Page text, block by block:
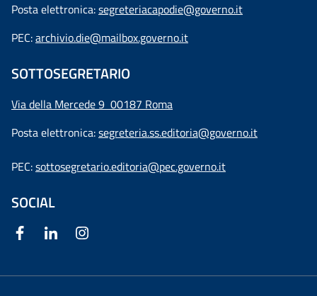
Posta elettronica:segreteriacapodie@governo.it
PEC:archivio.die@mailbox.governo.it
SOTTOSEGRETARIO
Via della Mercede 9 00187 Roma
Posta elettronica:segreteria.ss.editoria@governo.it
PEC:sottosegretario.editoria@pec.governo.it
SOCIAL